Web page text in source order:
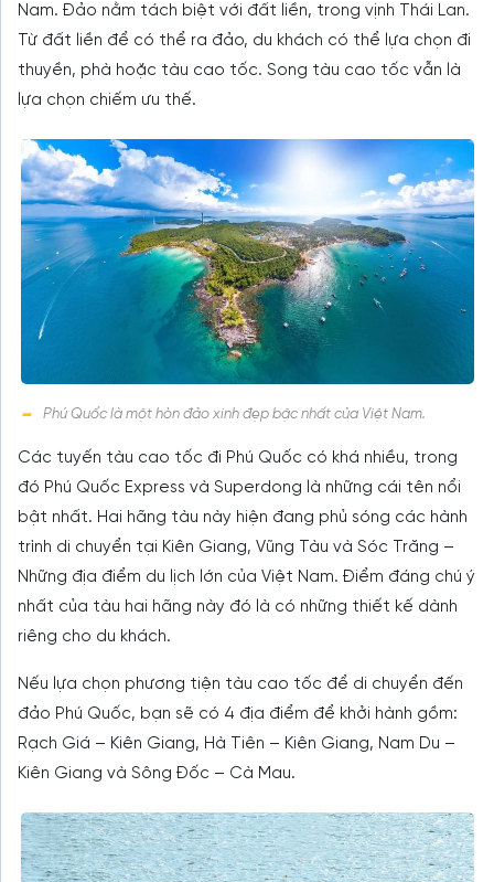
Nam. Đảo nằm tách biệt với đất liền, trong vịnh Thái Lan.
Từ đất liền để có thể ra đảo, du khách có thể lựa chọn đi
thuyền, phà hoặc tàu cao tốc. Song tàu cao tốc vẫn là
lựa chọn chiếm ưu thế.
Phú Quốc là một hòn đảo xinh đẹp bậc nhất của Việt Nam.
Các tuyến tàu cao tốc đi Phú Quốc có khá nhiều, trong
đó Phú Quốc Express và Superdong là những cái tên nổi
bật nhất. Hai hãng tàu này hiện đang phủ sóng các hành
trình di chuyển tại Kiên Giang, Vũng Tàu và Sóc Trăng –
Những địa điểm du lịch lớn của Việt Nam. Điểm đáng chú ý
nhất của tàu hai hãng này đó là có những thiết kế dành
riêng cho du khách.
Nếu lựa chọn phương tiện tàu cao tốc để di chuyển đến
đảo Phú Quốc, bạn sẽ có 4 địa điểm để khởi hành gồm:
Rạch Giá – Kiên Giang, Hà Tiên – Kiên Giang, Nam Du –
Kiên Giang và Sông Đốc – Cà Mau.